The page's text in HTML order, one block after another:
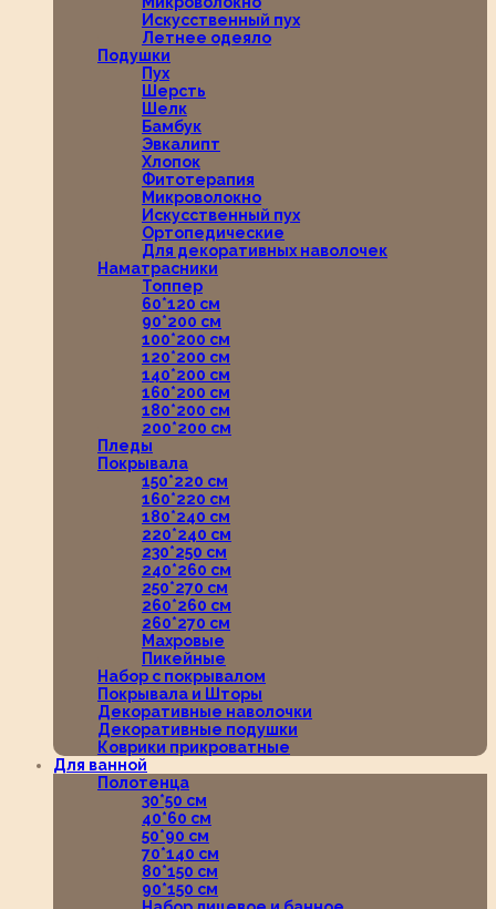
Искусственный пух
Летнее одеяло
Подушки
Пух
Шерсть
Шелк
Бамбук
Эвкалипт
Хлопок
Фитотерапия
Микроволокно
Искусственный пух
Ортопедические
Для декоративных наволочек
Наматрасники
Топпер
60*120 см
90*200 см
100*200 см
120*200 см
140*200 см
160*200 см
180*200 см
200*200 см
Пледы
Покрывала
150*220 см
160*220 см
180*240 см
220*240 см
230*250 см
240*260 см
250*270 см
260*260 см
260*270 см
Махровые
Пикейные
Набор с покрывалом
Покрывала и Шторы
Декоративные наволочки
Декоративные подушки
Коврики прикроватные
Для ванной
Полотенца
30*50 см
40*60 см
50*90 см
70*140 см
80*150 см
90*150 см